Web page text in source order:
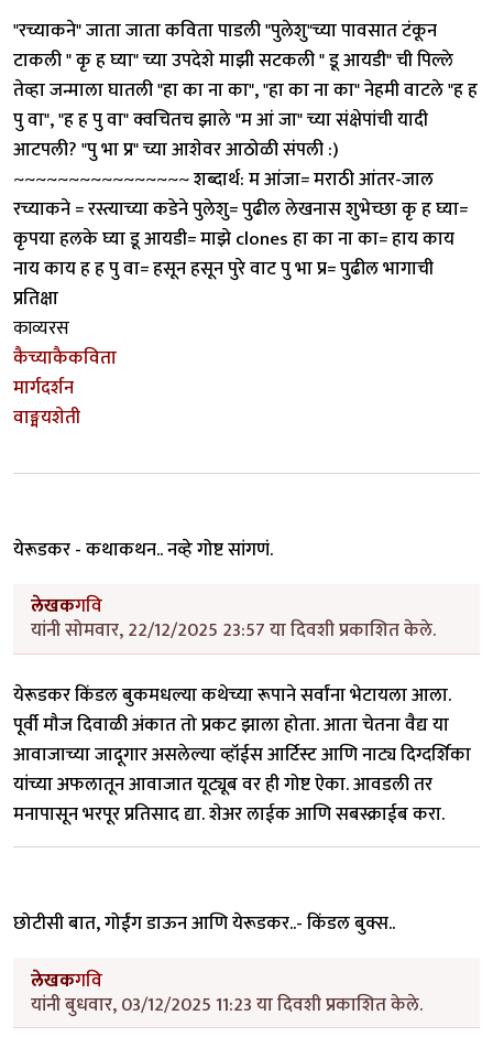
"रच्याकने" जाता जाता कविता पाडली "पुलेशु"च्या पावसात टंकून
टाकली " कृ ह घ्या" च्या उपदेशे माझी सटकली " डू आयडी" ची पिल्ले
तेव्हा जन्माला घातली "हा का ना का", "हा का ना का" नेहमी वाटले "ह ह
पु वा", "ह ह पु वा" क्वचितच झाले "म आं जा" च्या संक्षेपांची यादी
आटपली? "पु भा प्र" च्या आशेवर आठोळी संपली :)
~~~~~~~~~~~~~~~~ शब्दार्थ: म आंजा= मराठी आंतर-जाल
रच्याकने = रस्त्याच्या कडेने पुलेशु= पुढील लेखनास शुभेच्छा कृ ह घ्या=
कृपया हलके घ्या डू आयडी= माझे clones हा का ना का= हाय काय
नाय काय ह ह पु वा= हसून हसून पुरे वाट पु भा प्र= पुढील भागाची
प्रतिक्षा
काव्यरस
कैच्याकैकविता
मार्गदर्शन
वाङ्मयशेती
येरूडकर - कथाकथन.. नव्हे गोष्ट सांगणं.
लेखकगवि
यांनी सोमवार, 22/12/2025 23:57 या दिवशी प्रकाशित केले.
येरूडकर किंडल बुकमधल्या कथेच्या रूपाने सर्वांना भेटायला आला.
पूर्वी मौज दिवाळी अंकात तो प्रकट झाला होता. आता चेतना वैद्य या
आवाजाच्या जादूगार असलेल्या व्हॉईस आर्टिस्ट आणि नाट्य दिग्दर्शिका
यांच्या अफलातून आवाजात यूट्यूब वर ही गोष्ट ऐका. आवडली तर
मनापासून भरपूर प्रतिसाद द्या. शेअर लाईक आणि सबस्क्राईब करा.
छोटीसी बात, गोईंग डाऊन आणि येरूडकर..- किंडल बुक्स..
लेखकगवि
यांनी बुधवार, 03/12/2025 11:23 या दिवशी प्रकाशित केले.